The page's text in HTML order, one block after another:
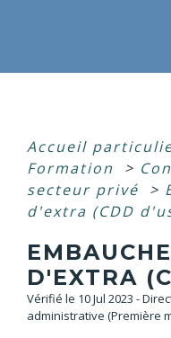
Accueil
Formation
>
secteur privé
>
d'extra (CDD
D'EXTRA
Vérifié le 10 Jul 2023 -
administrative (Première